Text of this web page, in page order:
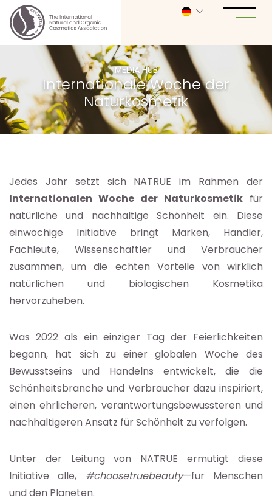
MEDIA HUB
Internationale Woche der
Naturkosmetik
Jedes Jahr setzt sich NATRUE im Rahmen der
Internationalen Woche der Naturkosmetik für
natürliche und nachhaltige Schönheit ein. Diese
einwöchige Initiative bringt Marken, Händler,
Fachleute, Wissenschaftler und Verbraucher
zusammen, um die echten Vorteile von wirklich
natürlichen und biologischen Kosmetika
hervorzuheben.
Was 2022 als ein einziger Tag der Feierlichkeiten
begann, hat sich zu einer globalen Woche des
Bewusstseins und Handelns entwickelt, die die
Schönheitsbranche und Verbraucher dazu inspiriert,
einen ehrlicheren, verantwortungsbewussteren und
nachhaltigeren Ansatz für Schönheit zu verfolgen.
Unter der Leitung von NATRUE ermutigt diese
Initiative alle, #choosetruebeauty—für Menschen
und den Planeten.